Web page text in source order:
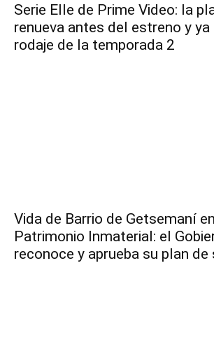
Serie Elle de Prime Video: la
renueva antes del estreno y ya
rodaje de la temporada 2
Vida de Barrio de Getsemaní
Patrimonio Inmaterial: el
reconoce y aprueba su plan de